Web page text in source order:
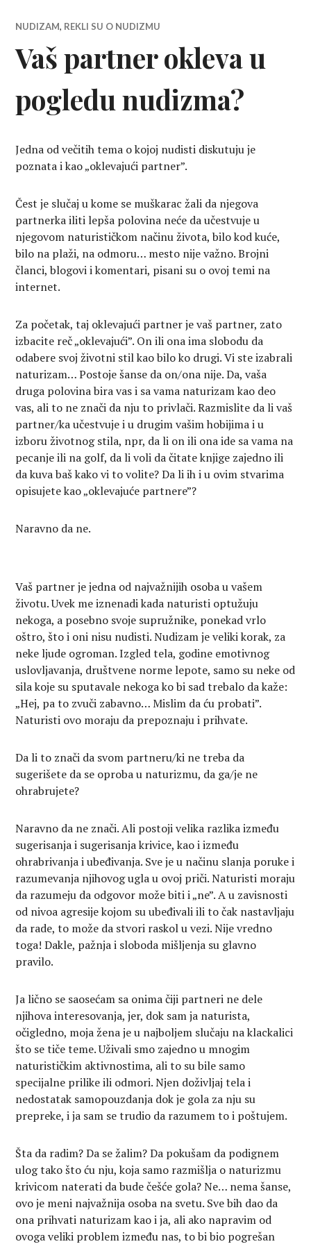
NUDIZAM, REKLI SU O NUDIZMU
Vaš partner okleva u
pogledu nudizma?
Jedna od večitih tema o kojoj nudisti diskutuju je
poznata i kao „oklevajući partner”.
Čest je slučaj u kome se muškarac žali da njegova
partnerka iliti lepša polovina neće da učestvuje u
njegovom naturističkom načinu života, bilo kod kuće,
bilo na plaži, na odmoru… mesto nije važno. Brojni
članci, blogovi i komentari, pisani su o ovoj temi na
internet.
Za početak, taj oklevajući partner je vaš partner, zato
izbacite reč „oklevajući”. On ili ona ima slobodu da
odabere svoj životni stil kao bilo ko drugi. Vi ste izabrali
naturizam… Postoje šanse da on/ona nije. Da, vaša
druga polovina bira vas i sa vama naturizam kao deo
vas, ali to ne znači da nju to privlači. Razmislite da li vaš
partner/ka učestvuje i u drugim vašim hobijima i u
izboru životnog stila, npr, da li on ili ona ide sa vama na
pecanje ili na golf, da li voli da čitate knjige zajedno ili
da kuva baš kako vi to volite? Da li ih i u ovim stvarima
opisujete kao „oklevajuće partnere”?
Naravno da ne.
Vaš partner je jedna od najvažnijih osoba u vašem
životu. Uvek me iznenadi kada naturisti optužuju
nekoga, a posebno svoje supružnike, ponekad vrlo
oštro, što i oni nisu nudisti. Nudizam je veliki korak, za
neke ljude ogroman. Izgled tela, godine emotivnog
uslovljavanja, društvene norme lepote, samo su neke od
sila koje su sputavale nekoga ko bi sad trebalo da kaže:
„Hej, pa to zvuči zabavno… Mislim da ću probati”.
Naturisti ovo moraju da prepoznaju i prihvate.
Da li to znači da svom partneru/ki ne treba da
sugerišete da se oproba u naturizmu, da ga/je ne
ohrabrujete?
Naravno da ne znači. Ali postoji velika razlika između
sugerisanja i sugerisanja krivice, kao i između
ohrabrivanja i ubeđivanja. Sve je u načinu slanja poruke i
razumevanja njihovog ugla u ovoj priči. Naturisti moraju
da razumeju da odgovor može biti i „ne”. A u zavisnosti
od nivoa agresije kojom su ubeđivali ili to čak nastavljaju
da rade, to može da stvori raskol u vezi. Nije vredno
toga! Dakle, pažnja i sloboda mišljenja su glavno
pravilo.
Ja lično se saosećam sa onima čiji partneri ne dele
njihova interesovanja, jer, dok sam ja naturista,
očigledno, moja žena je u najboljem slučaju na klackalici
što se tiče teme. Uživali smo zajedno u mnogim
naturističkim aktivnostima, ali to su bile samo
specijalne prilike ili odmori. Njen doživljaj tela i
nedostatak samopouzdanja dok je gola za nju su
prepreke, i ja sam se trudio da razumem to i poštujem.
Šta da radim? Da se žalim? Da pokušam da podignem
ulog tako što ću nju, koja samo razmišlja o naturizmu
krivicom naterati da bude češće gola? Ne… nema šanse,
ovo je meni najvažnija osoba na svetu. Sve bih dao da
ona prihvati naturizam kao i ja, ali ako napravim od
ovoga veliki problem između nas, to bi bio pogrešan